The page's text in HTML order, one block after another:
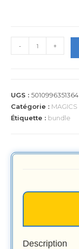
- +
UGS :5010996351364
Catégorie : MAGICS
Étiquette : bundle
Description